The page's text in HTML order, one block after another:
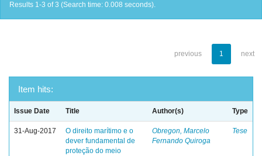
Results 1-3 of 3 (Search time: 0.008 seconds).
previous 1 next
Item hits:
Issue Date Title Author(s) Type
31-Aug-2017
O direito marítimo e o
dever fundamental de
proteção do meio
Obregon, Marcelo
Fernando Quiroga
Tese